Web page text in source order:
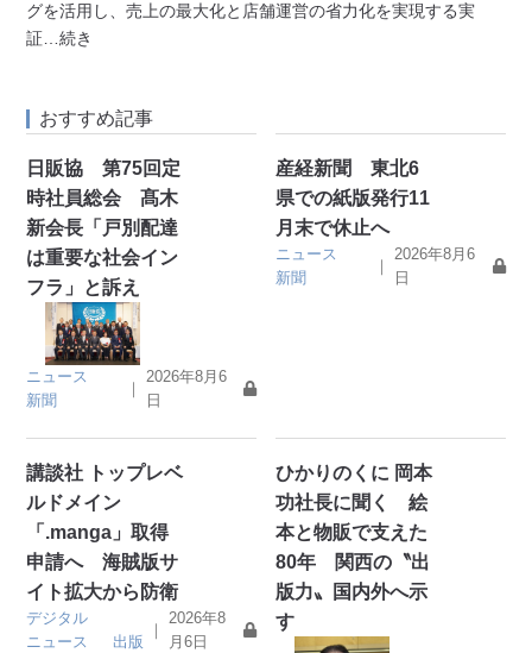
グを活用し、売上の最大化と店舗運営の省力化を実現する実
証 …続き
おすすめ記事
日販協 第75回定
時社員総会 髙木
新会長「戸別配達
は重要な社会イン
フラ」と訴え
ニュース
新聞
｜
2026年8月6
日
産経新聞 東北6
県での紙版発行11
月末で休止へ
ニュース
新聞
｜
2026年8月6
日
講談社 トップレベ
ルドメイン
「.manga」取得
申請へ 海賊版サ
イト拡大から防衛
デジタル
ニュース
出版
｜
2026年8
月6日
ひかりのくに 岡本
功社長に聞く 絵
本と物販で支えた
80年 関西の〝出
版力〟国内外へ示
す